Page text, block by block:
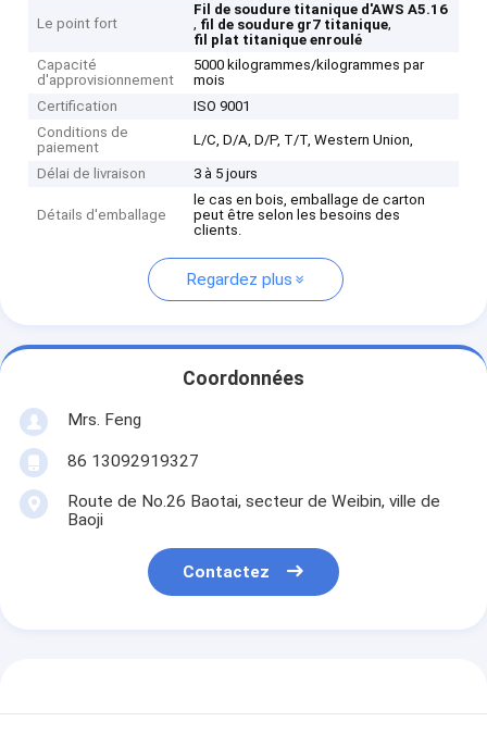
Le point fort
Fil de soudure titanique d'AWS A5.16
, fil de soudure gr7 titanique,
fil plat titanique enroulé
Capacité
d'approvisionnement
5000 kilogrammes/kilogrammes par
mois
Certification
ISO 9001
Conditions de
paiement
L/C, D/A, D/P, T/T, Western Union,
Délai de livraison 3 à 5 jours
Détails d'emballage
le cas en bois, emballage de carton
peut être selon les besoins des
clients.
Regardez plus
Coordonnées
Mrs. Feng
86 13092919327
Route de No.26 Baotai, secteur de Weibin, ville de
Baoji
Contactez